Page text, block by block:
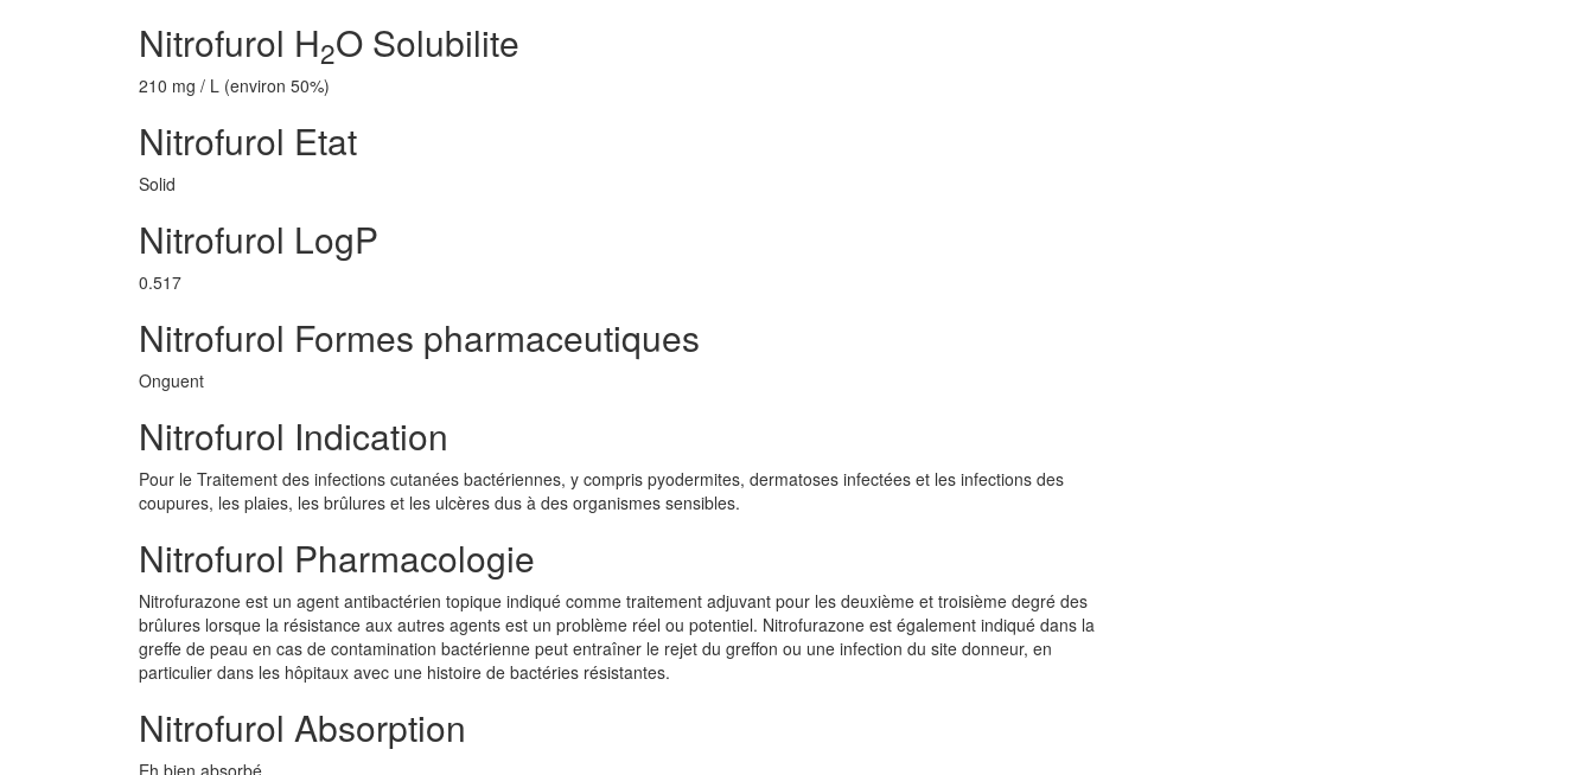
Nitrofurol H2O Solubilite
210 mg / L (environ 50%)
Nitrofurol Etat
Solid
Nitrofurol LogP
0.517
Nitrofurol Formes pharmaceutiques
Onguent
Nitrofurol Indication
Pour le Traitement des infections cutanées bactériennes, y compris pyodermites, dermatoses infectées et les infections des
coupures, les plaies, les brûlures et les ulcères dus à des organismes sensibles.
Nitrofurol Pharmacologie
Nitrofurazone est un agent antibactérien topique indiqué comme traitement adjuvant pour les deuxième et troisième degré des
brûlures lorsque la résistance aux autres agents est un problème réel ou potentiel. Nitrofurazone est également indiqué dans la
greffe de peau en cas de contamination bactérienne peut entraîner le rejet du greffon ou une infection du site donneur, en
particulier dans les hôpitaux avec une histoire de bactéries résistantes.
Nitrofurol Absorption
Eh bien absorbé.